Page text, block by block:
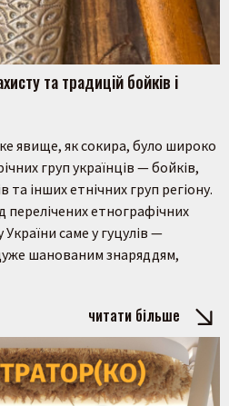
та традицій бойків і
явище, як сокира, було широко
груп українців — бойків,
та інших етнічних груп регіону.
етнографічних
саме у гуцулів —
шанованим знаряддям,
читати більше